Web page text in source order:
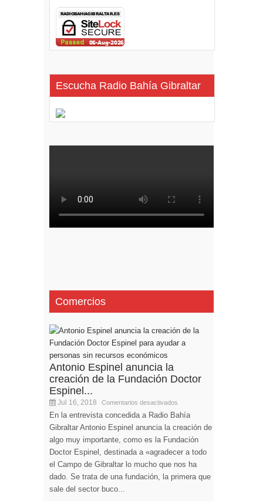
Escucha Radio Bahía Gibraltar
Comercios
Antonio Espinel anuncia la
creación de la Fundación Doctor
Espinel...
Jul 16, 2018 Comentarios desactivados
En la entrevista concedida a Radio Bahía
Gibraltar Antonio Espinel anuncia la creación de
algo muy importante, como es la Fundación
Doctor Espinel, destinada a «agradecer a todo
el Campo de Gibraltar lo mucho que nos ha
dado. Se trata de una fundación, la primera que
sale del sector buco...